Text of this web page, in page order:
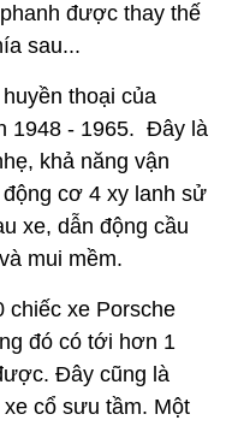
được thay thế
sau...
thoại của
1948 - 1965. Đây là
khả năng vận
cơ 4 xy lanh sử
xe, dẫn động cầu
mui mềm.
chiếc xe Porsche
đó có tới hơn 1
Đây cũng là
cổ sưu tầm. Một